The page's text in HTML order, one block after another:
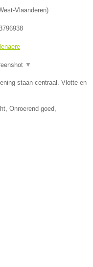
Vlaanderen)
▼
staan centraal. Vlotte en
Onroerend goed,